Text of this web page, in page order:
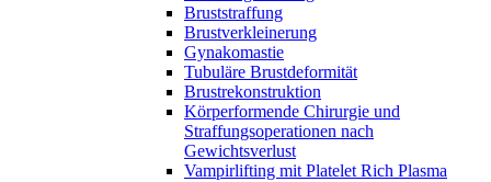
Bruststraffung
Brustverkleinerung
Gynakomastie
Tubuläre Brustdeformität
Brustrekonstruktion
Körperformende Chirurgie und
Straffungsoperationen nach
Gewichtsverlust
Vampirlifting mit Platelet Rich Plasma